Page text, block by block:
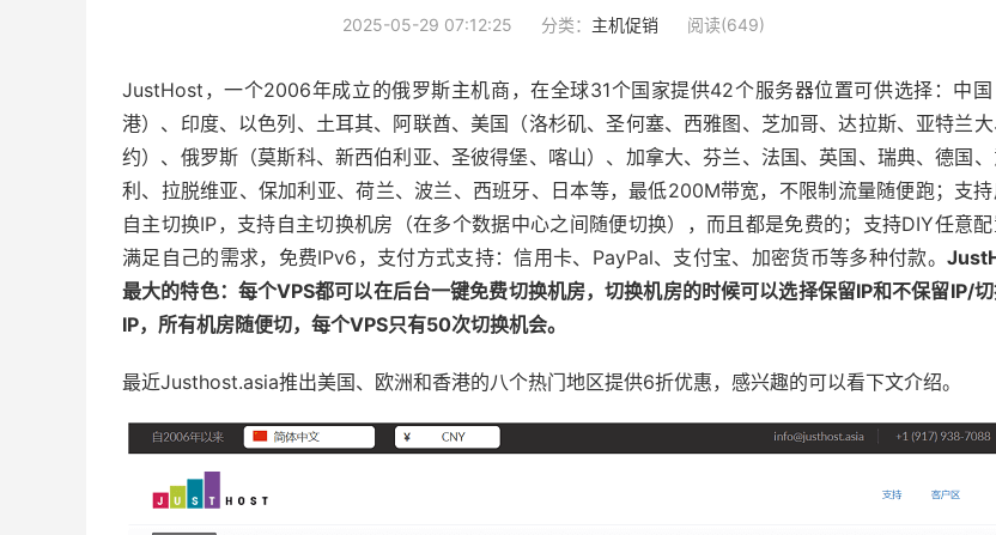
2025-05-29 07:12:25 分类： 主机促销 阅读(649)
JustHost，一个2006年成立的俄罗斯主机商，在全球31个国家提供42个服务器位置可供选择：中
港）、印度、以色列、土耳其、阿联酋、美国（洛杉矶、圣何塞、西雅图、芝加哥、达拉斯、亚特兰
约）、俄罗斯（莫斯科、新西伯利亚、圣彼得堡、喀山）、加拿大、芬兰、法国、英国、瑞典、德国
利、拉脱维亚、保加利亚、荷兰、波兰、西班牙、日本等，最低200M带宽，不限制流量随便跑；支
自主切换IP，支持自主切换机房（在多个数据中心之间随便切换），而且都是免费的；支持DIY任意
满足自己的需求，免费IPv6，支付方式支持：信用卡、PayPal、支付宝、加密货币等多种付款。
最大的特色：每个VPS都可以在后台一键免费切换机房，切换机房的时候可以选择保留IP和不保留IP/
IP，所有机房随便切，每个VPS只有50次切换机会。
最近Justhost.asia推出美国、欧洲和香港的八个热门地区提供6折优惠，感兴趣的可以看下文介绍。